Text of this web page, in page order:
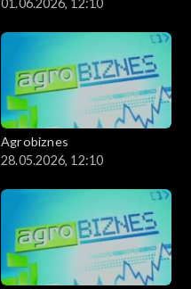
Agrobiznes
28.05.2026, 12:10